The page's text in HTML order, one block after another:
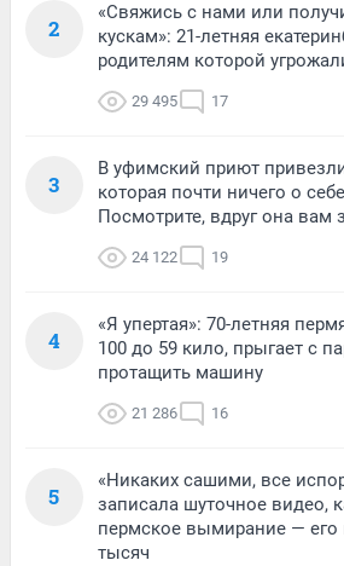
2
«Свяжись с нами или
кускам»: 21-летняя
родителям которой
29 495 17
3
В уфимский приют
которая почти ничего о
Посмотрите, вдруг она вам
24 122 19
4
«Я упертая»: 70-летняя
100 до 59 кило, прыгает с
протащить машину
21 286 16
5
«Никаких сашими, все
записала шуточное видео,
пермское вымирание — его
тысяч